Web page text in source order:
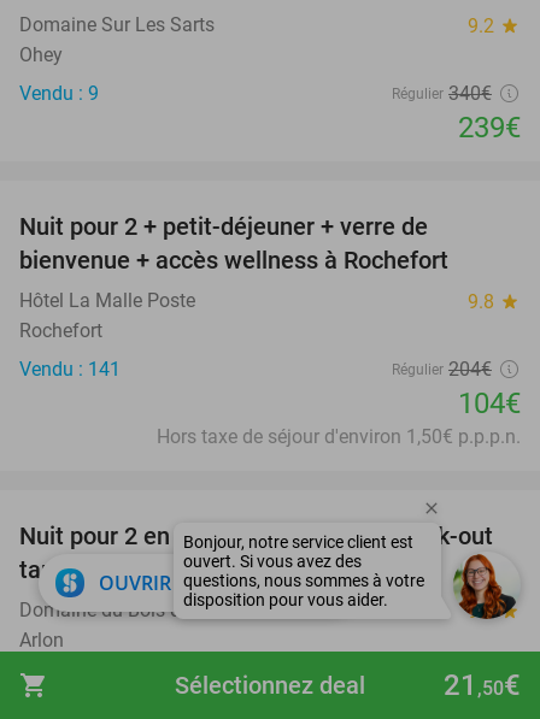
shopping_cart 21 ,50€
Sélectionnez deal
Domaine Sur Les Sarts 9.2 star
Ohey
Vendu : 9
Régulier 340€
239€
Nuit pour 2 + petit-déjeuner + verre de
bienvenue + accès wellness à Rochefort
Hôtel La Malle Poste 9.8 star
Rochefort
Vendu : 141
Régulier 204€
104€
Hors taxe de séjour d'environ 1,50€ p.p.p.n.
56%
Nuit pour 2 en chambre ou suite + check-out
tardif + évtl. petit-déjeuner
Domaine du Bois d'Arlon 9.4star
Arlon
Vendu : 80
269€
OUVRIR DANS L'APPLI close